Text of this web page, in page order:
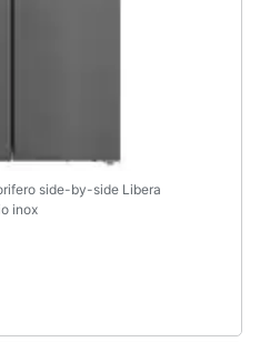
side-by-side Libera
inox